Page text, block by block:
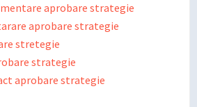
aprobare strategie
aprobare strategie
stretegie
strategie
aprobare strategie